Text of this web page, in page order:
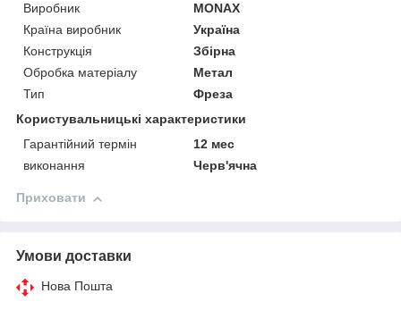
Виробник
MONAX
Країна виробник
Україна
Конструкція
Збірна
Обробка матеріалу
Метал
Тип
Фреза
Користувальницькі характеристики
Гарантійний термін
12 мес
виконання
Черв'ячна
Приховати
Умови доставки
Нова Пошта